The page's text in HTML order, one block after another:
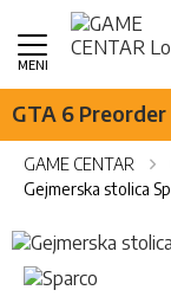
GTA 6 Preorder
GAME CENTAR
Skip
to
the
Skip
to